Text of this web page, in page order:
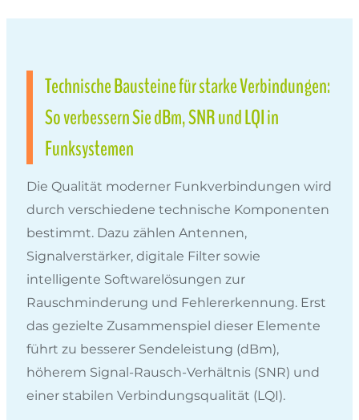
Technische Bausteine für starke Verbindungen:
So verbessern Sie dBm, SNR und LQI in
Funksystemen
Die Qualität moderner Funkverbindungen wird
durch verschiedene technische Komponenten
bestimmt. Dazu zählen Antennen,
Signalverstärker, digitale Filter sowie
intelligente Softwarelösungen zur
Rauschminderung und Fehlererkennung. Erst
das gezielte Zusammenspiel dieser Elemente
führt zu besserer Sendeleistung (dBm),
höherem Signal-Rausch-Verhältnis (SNR) und
einer stabilen Verbindungsqualität (LQI).